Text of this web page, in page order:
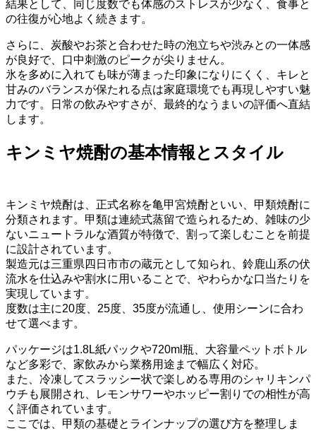
結果として、同じ度数でも体感のストレスが少なく、食事と
の往復が心地よく続きます。
さらに、炭酸やお茶と合わせた時の泡立ちや渋みとの一体感
が良好で、口中刺激のピークが尖りません。
氷を多めに入れても味が薄まった印象になりにくく、キレと
甘みのバランスが保たれる点は家庭環境でも再現しやすい魅
力です。日常の飲みやすさが、最終的なうまいの評価へ直結
します。
キンミヤ焼酎の基本情報とスタイル
キンミヤ焼酎は、正式名称を亀甲宮焼酎といい、甲類焼酎に
分類されます。甲類は連続式蒸留で造られるため、雑味の少
ないニュートラルな酒質が特徴で、割って楽しむことを前提
に設計されています。
製造元は三重県四日市市の蔵元として知られ、鈴鹿山系の伏
流水を仕込みや割水に用いることで、やわらかな口当たりを
実現しています。
度数は主に20度、25度、35度が流通し、使用シーンに合わ
せて選べます。
パッケージは1.8L紙パックや720ml瓶、大容量ペットボトル
など多彩で、家飲みから業務用途まで幅広く対応。
また、冷凍してスラッシー状で楽しめる専用のシャリキンパ
ウチも展開され、レモンサワーやホッピー割りでの相性が高
く評価されています。
ここでは、甲類の基礎とラインナップの選び方を整理しま